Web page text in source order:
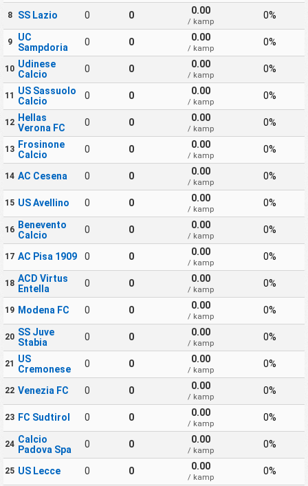
8 SS Lazio 0 0 0.00
/ kamp
0%
9
UC
Sampdoria
0 0 0.00
/ kamp
0%
10 Udinese
Calcio
0 0 0.00
/ kamp
0%
11 US Sassuolo
Calcio
0 0 0.00
/ kamp
0%
12 Hellas
Verona FC
0 0 0.00
/ kamp
0%
13 Frosinone
Calcio
0 0 0.00
/ kamp
0%
14 AC Cesena 0 0 0.00
/ kamp
0%
15 US Avellino 0 0 0.00
/ kamp
0%
16 Benevento
Calcio
0 0 0.00
/ kamp
0%
17 AC Pisa 1909 0 0 0.00
/ kamp
0%
18 ACD Virtus
Entella
0 0 0.00
/ kamp
0%
19 Modena FC 0 0 0.00
/ kamp
0%
20 SS Juve
Stabia
0 0 0.00
/ kamp
0%
21 US
Cremonese
0 0 0.00
/ kamp
0%
22 Venezia FC 0 0 0.00
/ kamp
0%
23 FC Sudtirol 0 0 0.00
/ kamp
0%
24 Calcio
Padova Spa
0 0 0.00
/ kamp
0%
25 US Lecce 0 0 0.00
/ kamp
0%